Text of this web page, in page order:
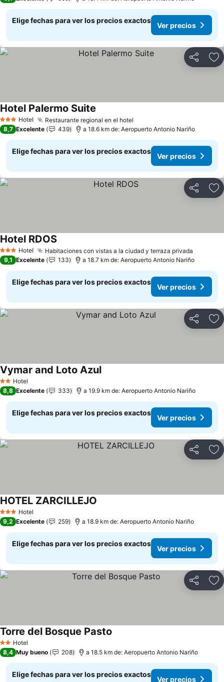
Elige fechas para ver los precios exactos
Ver precios
Compartir
3 Estrellas
Hotel Restaurante regional en el hotel
Hotel Palermo Suite
8,7 Excelente 439 a 18.6 km de: Aeropuerto Antonio Nariño
Elige fechas para ver los precios exactos
Ver precios
Compartir
3 Estrellas
Hotel Habitaciones con vistas a la ciudad y terraza privada
Hotel RDOS
9,1 Excelente 133 a 18.7 km de: Aeropuerto Antonio Nariño
Elige fechas para ver los precios exactos
Ver precios
Compartir
2 Estrellas
Hotel
Vymar and Loto AzulVer precios
8,8 Excelente 333 a 19.9 km de: Aeropuerto Antonio Nariño
Elige fechas para ver los precios exactos
Ver precios
Compartir
3 Estrellas
Hotel
HOTEL ZARCILLEJO
9,2 Excelente 259 a 18.9 km de: Aeropuerto Antonio Nariño
Elige fechas para ver los precios exactos
Ver precios
Compartir
2 Estrellas
Hotel
Torre del Bosque Pasto
8,4 Muy bueno 208 a 18.5 km de: Aeropuerto Antonio Nariño
Elige fechas para ver los precios exactos
Ver precios